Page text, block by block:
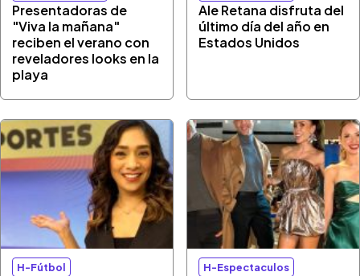
Presentadoras de
"Viva la mañana"
reciben el verano con
reveladores looks en la
playa
Ale Retana disfruta del
último día del año en
Estados Unidos
H-Fútbol H-Espectaculos